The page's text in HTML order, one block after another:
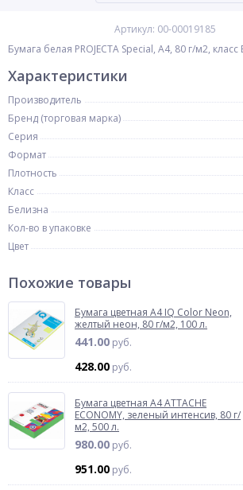
Артикул: 00-00019185
Бумага белая PROJECTA Special, A4, 80 г/м2, класс
Характеристики
Производитель
Бренд (торговая марка)
Серия
Формат
Плотность
Класс
Белизна
Кол-во в упаковке
Цвет
Похожие товары
Бумага цветная A4 IQ Color Neon,
желтый неон, 80 г/м2, 100 л.
441.00 руб.
428.00 руб.
Бумага цветная A4 ATTACHE
ECONOMY, зеленый интенсив, 80 г/
м2, 500 л.
980.00 руб.
951.00 руб.